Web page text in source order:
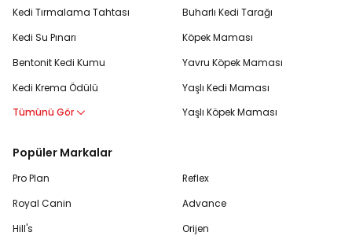
Kedi Tırmalama Tahtası
Kedi Su Pınarı
Bentonit Kedi Kumu
Kedi Krema Ödülü
Tümünü Gör
Buharlı Kedi Tarağı
Köpek Maması
Yavru Köpek Maması
Yaşlı Kedi Maması
Yaşlı Köpek Maması
Popüler Markalar
Pro Plan
Royal Canin
Hill's
Reflex
Advance
Orijen